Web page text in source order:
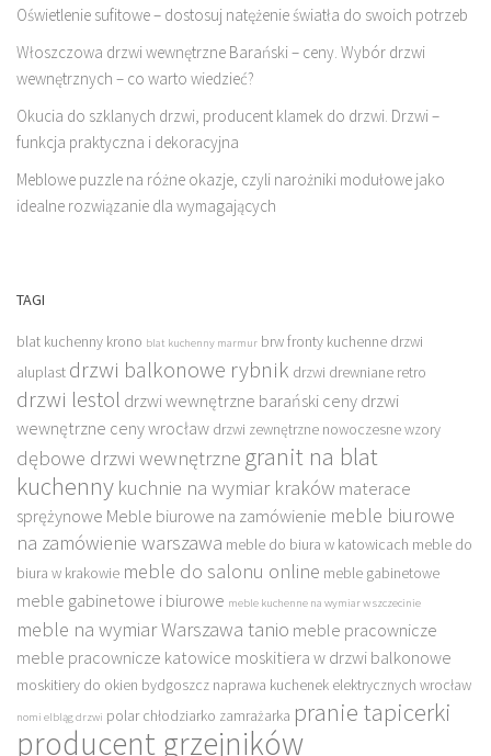
Oświetlenie sufitowe – dostosuj natężenie światła do swoich potrzeb
Włoszczowa drzwi wewnętrzne Barański – ceny. Wybór drzwi
wewnętrznych – co warto wiedzieć?
Okucia do szklanych drzwi, producent klamek do drzwi. Drzwi –
funkcja praktyczna i dekoracyjna
Meblowe puzzle na różne okazje, czyli narożniki modułowe jako
idealne rozwiązanie dla wymagających
TAGI
blat kuchenny krono blat kuchenny marmur brw fronty kuchenne drzwi
aluplast drzwi balkonowe rybnik drzwi drewniane retro
drzwi lestol drzwi wewnętrzne barański ceny drzwi
wewnętrzne ceny wrocław drzwi zewnętrzne nowoczesne wzory
dębowe drzwi wewnętrzne granit na blat
kuchenny kuchnie na wymiar kraków materace
sprężynowe Meble biurowe na zamówienie meble biurowe
na zamówienie warszawa meble do biura w katowicach meble do
biura w krakowie meble do salonu online meble gabinetowe
meble gabinetowe i biurowe meble kuchenne na wymiar w szczecinie
meble na wymiar Warszawa tanio meble pracownicze
meble pracownicze katowice moskitiera w drzwi balkonowe
moskitiery do okien bydgoszcz naprawa kuchenek elektrycznych wrocław
nomi elbląg drzwi polar chłodziarko zamrażarka pranie tapicerki
producent grzejników